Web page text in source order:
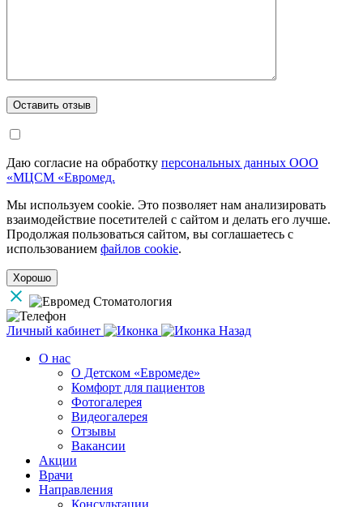
Даю согласие на обработку персональных данных ООО
«МЦСМ «Евромед.
Мы используем cookie. Это позволяет нам анализировать
взаимодействие посетителей с сайтом и делать его лучше.
Продолжая пользоваться сайтом, вы соглашаетесь с
использованием файлов cookie.
Хорошо
Личный кабинет
Назад
О нас
О Детском «Евромеде»
Комфорт для пациентов
Фотогалерея
Видеогалерея
Отзывы
Вакансии
Акции
Врачи
Направления